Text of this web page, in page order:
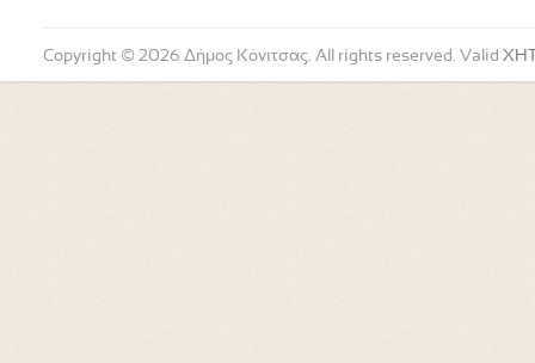
Copyright © 2026 Δήμος Κόνιτσας. All rights reserved. Valid